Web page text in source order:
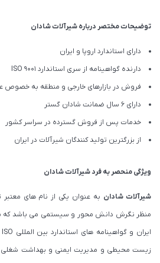
توضیحات مختصر درباره شیرآلات شادان
دارای استاندارد اروپا و ایران
دارنده گواهینامه از سری استاندارد ISO 9001
فروش در بازارهای خارجی و منطقه به خصوص
دارای 6 سال ضمانت شادان گستر
خدمات پس از فروش گسترده در سراسر کشور
از بزرگترین تولید کنندگان شیرآلات در ایران
ویژگی منحصر به فرد شیرآلات شادان
شیرآلات شادان به عنوان یکی از نام های معتبر
منظر نگرش دانش محور و سیستمی می باشد که با
زیست محیطی و مدیریت ایمنی و بهداشت شغلی